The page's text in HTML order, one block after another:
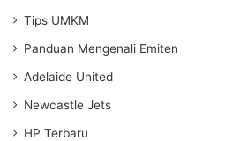
Tips UMKM
Panduan Mengenali Emiten
Adelaide United
Newcastle Jets
HP Terbaru